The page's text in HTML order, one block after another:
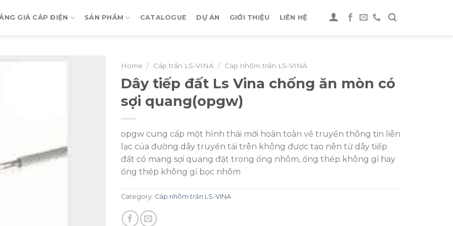
GIÁ CÁP ĐIỆN SẢN PHẨM CATALOGUE DỰ ÁN GIỚI THIỆU LIÊN HỆ
Home / Cáp trần LS-VINA / Cáp nhôm trần LS-VINA
Dây tiếp đất Ls Vina chống ăn mòn có
sợi quang(opgw)
opgw cung cấp một hình thái mới hoàn toàn về truyền thông tin liên
lạc của đường dây truyền tải trên không được tạo nên từ dây tiếp
đất có mang sợi quang đặt trong ống nhôm, ống thép không gỉ hay
ống thép không gỉ bọc nhôm
Category: Cáp nhôm trần LS-VINA